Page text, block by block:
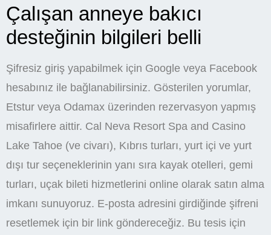
Çalışan anneye bakıcı
desteğinin bilgileri belli
Şifresiz giriş yapabilmek için Google veya Facebook
hesabınız ile bağlanabilirsiniz. Gösterilen yorumlar,
Etstur veya Odamax üzerinden rezervasyon yapmış
misafirlere aittir. Cal Neva Resort Spa and Casino
Lake Tahoe (ve civarı), Kıbrıs turları, yurt içi ve yurt
dışı tur seçeneklerinin yanı sıra kayak otelleri, gemi
turları, uçak bileti hizmetlerini online olarak satın alma
imkanı sunuyoruz. E-posta adresini girdiğinde şifreni
resetlemek için bir link göndereceğiz. Bu tesis için